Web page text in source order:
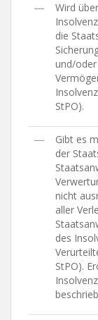
―
Wird
die
und/​
StPO).
―
Gibt es
der
nicht
aller
des
StPO).